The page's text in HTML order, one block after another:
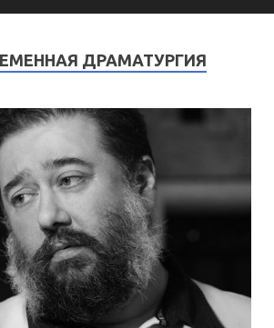
ДРАМАТУРГИЯ